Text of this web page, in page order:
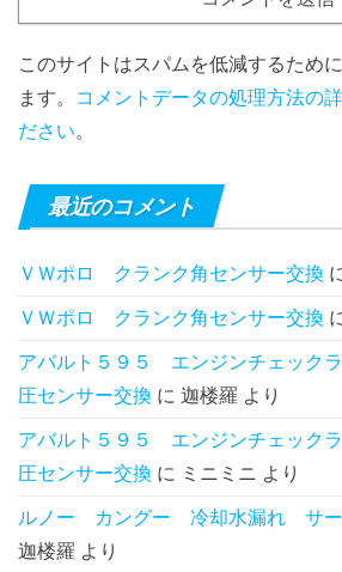
このサイトはスパムを低減するため
ます。
コメントデータの処理方法の
ださい。
最近のコメント
ＶＷポロ クランク角センサー交換
ＶＷポロ クランク角センサー交換
アバルト５９５ エンジンチェック
圧センサー交換 に 迦楼羅 より
アバルト５９５ エンジンチェック
圧センサー交換 に ミニミニ より
ルノー カングー 冷却水漏れ サー
迦楼羅 より